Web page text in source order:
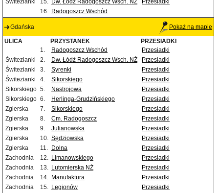
Świtezianki
15. Dw. Łódź Radogoszcz Wsch. NŻ
Przesiadki
16. Radogoszcz Wschód
Gdańska Pokaż na mapie
ULICA PRZYSTANEK
PRZESIADKI
1.
Radogoszcz Wschód
Przesiadki
Świtezianki
2. Dw. Łódź Radogoszcz Wsch. NŻ
Przesiadki
Świtezianki
3. Syrenki
Przesiadki
Świtezianki
4. Sikorskiego
Przesiadki
Sikorskiego 5. Nastrojowa
Przesiadki
Sikorskiego 6. Herlinga-Grudzińskiego
Przesiadki
Zgierska
7. Sikorskiego
Przesiadki
Zgierska
8. Cm. Radogoszcz
Przesiadki
Zgierska
9. Julianowska
Przesiadki
Zgierska
10. Sędziowska
Przesiadki
Zgierska
11. Dolna
Przesiadki
Zachodnia
12. Limanowskiego
Przesiadki
Zachodnia
13. Lutomierska NŻ
Przesiadki
Zachodnia
14. Manufaktura
Przesiadki
Zachodnia
15. Legionów Przesiadki